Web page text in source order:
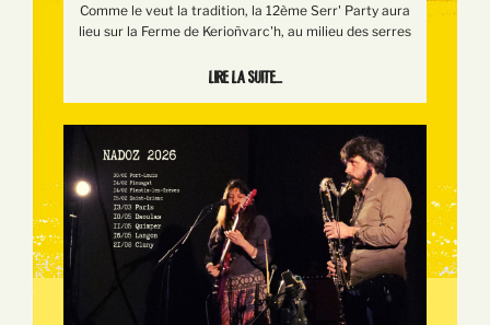
Comme le veut la tradition, la 12ème Serr' Party aura
lieu sur la Ferme de Kerioñvarc'h, au milieu des serres
Lire la suite...